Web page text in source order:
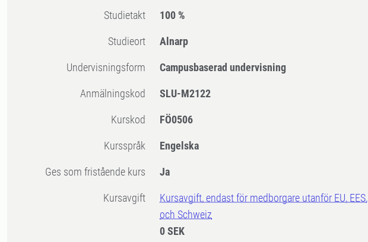
Studietakt 100 %
Studieort Alnarp
Undervisningsform Campusbaserad undervisning
Anmälningskod SLU-M2122
Kurskod FÖ0506
Kursspråk Engelska
Ges som fristående kurs Ja
Kursavgift
Kursavgift, endast för medborgare utanför EU, EES,
och Schweiz
0 SEK